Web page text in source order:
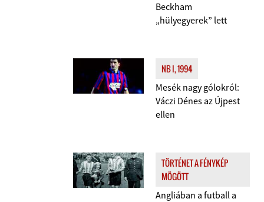
Beckham
„hülyegyerek” lett
NB I, 1994
Mesék nagy gólokról:
Váczi Dénes az Újpest
ellen
TÖRTÉNET A FÉNYKÉP
MÖGÖTT
Angliában a futball a